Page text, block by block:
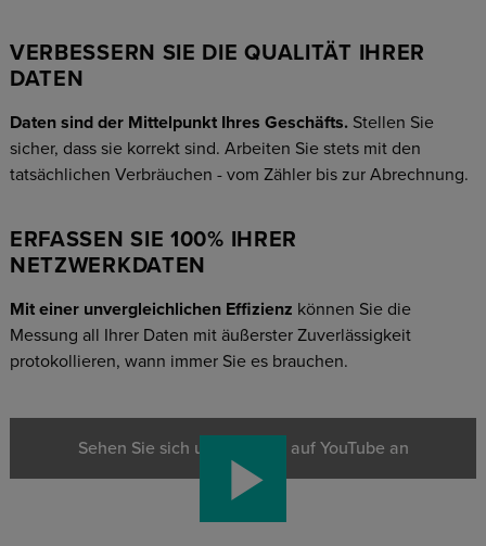
VERBESSERN SIE DIE QUALITÄT IHRER
DATEN
Daten sind der Mittelpunkt Ihres Geschäfts. Stellen Sie
sicher, dass sie korrekt sind. Arbeiten Sie stets mit den
tatsächlichen Verbräuchen - vom Zähler bis zur Abrechnung.
ERFASSEN SIE 100% IHRER
NETZWERKDATEN
Mit einer unvergleichlichen Effizienz können Sie die
Messung all Ihrer Daten mit äußerster Zuverlässigkeit
protokollieren, wann immer Sie es brauchen.
Sehen Sie sich unser Video auf YouTube an